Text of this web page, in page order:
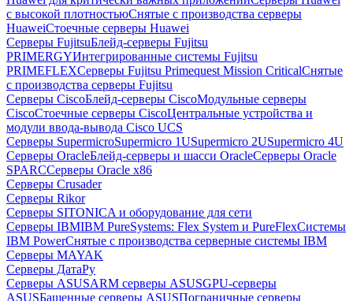
с высокой плотностьюСнятые с производства серверы
HuaweiСтоечные серверы Huawei
Серверы FujitsuБлейд-серверы Fujitsu
PRIMERGYИнтегрированные системы Fujitsu
PRIMEFLEXСерверы Fujitsu Primequest Mission CriticalСнятые
с производства серверы Fujitsu
Серверы CiscoБлейд-серверы CiscoМодульные серверы
CiscoСтоечные серверы CiscoЦентральные устройства и
модули ввода-вывода Cisco UCS
Серверы SupermicroSupermicro 1USupermicro 2USupermicro 4U
Серверы OracleБлейд-серверы и шасси OracleСерверы Oracle
SPARCСерверы Oracle x86
Серверы Crusader
Серверы Rikor
Серверы SITONICA и оборудование для сети
Серверы IBMIBM PureSystems: Flex System и PureFlexСистемы
IBM PowerСнятые с производства серверные системы IBM
Серверы MAYAK
Серверы ДатаРу
Серверы ASUSARM серверы ASUSGPU-серверы
ASUSБашенные серверы ASUSПограничные серверы